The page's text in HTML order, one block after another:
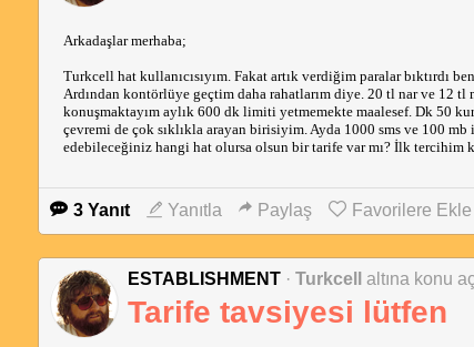
Arkadaşlar merhaba;
Turkcell hat kullanıcısıyım. Fakat artık verdiğim paralar bıktırdı
Ardından kontörlüye geçtim daha rahatlarım diye. 20 tl nar ve 12 tl
konuşmaktayım aylık 600 dk limiti yetmemekte maalesef. Dk 50
çevremi de çok sıklıkla arayan birisiyim. Ayda 1000 sms ve 100
edebileceğiniz hangi hat olursa olsun bir tarife var mı? İlk tercihim
3 Yanıt Yanıtla Paylaş Favorilere Ekle
ESTABLISHMENT · Turkcell altına konu
Tarife tavsiyesi lütfen